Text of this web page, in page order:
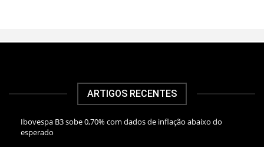
ARTIGOS RECENTES
Ibovespa B3 sobe 0,70% com dados de inflação abaixo do
esperado